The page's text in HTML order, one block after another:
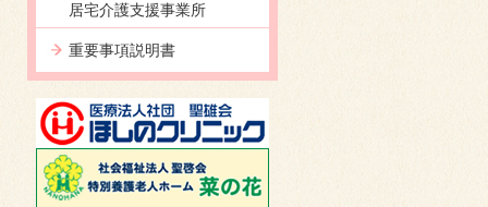
居宅介護支援事業所
重要事項説明書